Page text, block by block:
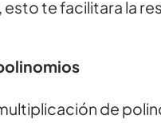
te facilitara la
de